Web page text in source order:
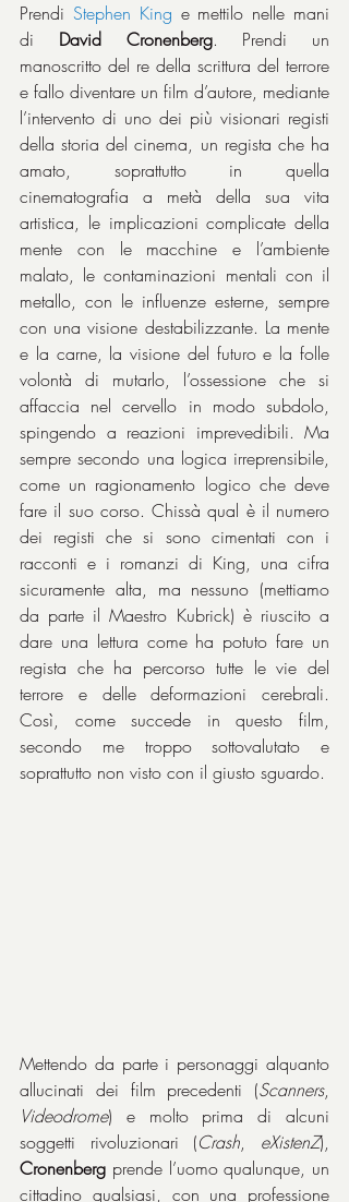
Prendi Stephen King e mettilo nelle mani
di David Cronenberg. Prendi un
manoscritto del re della scrittura del terrore
e fallo diventare un film d’autore, mediante
l’intervento di uno dei più visionari registi
della storia del cinema, un regista che ha
amato, soprattutto in quella
cinematografia a metà della sua vita
artistica, le implicazioni complicate della
mente con le macchine e l’ambiente
malato, le contaminazioni mentali con il
metallo, con le influenze esterne, sempre
con una visione destabilizzante. La mente
e la carne, la visione del futuro e la folle
volontà di mutarlo, l’ossessione che si
affaccia nel cervello in modo subdolo,
spingendo a reazioni imprevedibili. Ma
sempre secondo una logica irreprensibile,
come un ragionamento logico che deve
fare il suo corso. Chissà qual è il numero
dei registi che si sono cimentati con i
racconti e i romanzi di King, una cifra
sicuramente alta, ma nessuno (mettiamo
da parte il Maestro Kubrick) è riuscito a
dare una lettura come ha potuto fare un
regista che ha percorso tutte le vie del
terrore e delle deformazioni cerebrali.
Così, come succede in questo film,
secondo me troppo sottovalutato e
soprattutto non visto con il giusto sguardo.
Mettendo da parte i personaggi alquanto
allucinati dei film precedenti (Scanners
Videodrome) e molto prima di alcuni
soggetti rivoluzionari (Crash, eXistenZ
Cronenberg prende l’uomo qualunque, un
cittadino qualsiasi, con una professione